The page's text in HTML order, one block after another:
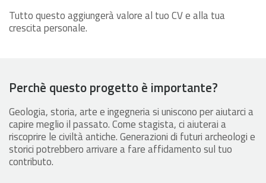
Tutto questo aggiungerà valore al tuo CV e alla tua
crescita personale.
Perchè questo progetto è importante?
Geologia, storia, arte e ingegneria si uniscono per aiutarci a
capire meglio il passato. Come stagista, ci aiuterai a
riscoprire le civiltà antiche. Generazioni di futuri archeologi e
storici potrebbero arrivare a fare affidamento sul tuo
contributo.